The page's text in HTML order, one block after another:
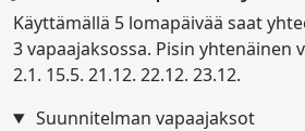
Käyttämällä 5 lomapäivää saat
3 vapaajaksossa. Pisin yhtenäinen
2.1. 15.5. 21.12. 22.12. 23.12.
Suunnitelman vapaajaksot